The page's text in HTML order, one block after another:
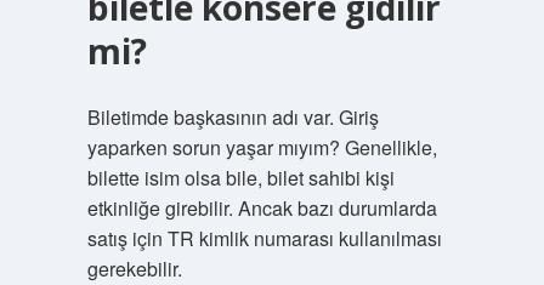
mi?
Biletimde başkasının adı var. Giriş
yaparken sorun yaşar mıyım? Genellikle,
bilette isim olsa bile, bilet sahibi kişi
etkinliğe girebilir. Ancak bazı durumlarda
satış için TR kimlik numarası kullanılması
gerekebilir.